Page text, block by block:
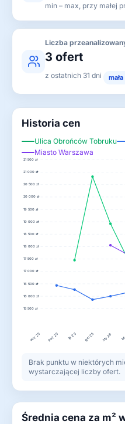
min – max, przy małej
Liczba
3 ofert
z ostatnich 31 dni
Historia cen
Ulica Obrońców Tobruku
Miasto Warszawa
15 500 zł
16 000 zł
16 500 zł
17 000 zł
17 500 zł
18 000 zł
18 500 zł
19 000 zł
19 500 zł
20 000 zł
20 500 zł
21 000 zł
21 500 zł
wrz 25 paź 25 lis 25 gru 25 sty 26
Brak punktu w niektórych
wystarczającej liczby ofert.
Średnia cena za m²